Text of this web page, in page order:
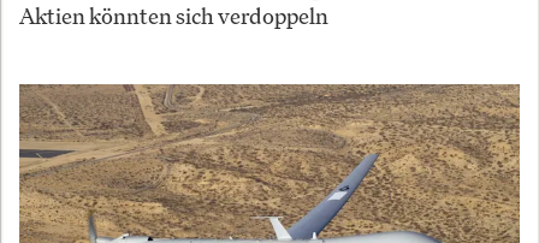
Aktien könnten sich verdoppeln